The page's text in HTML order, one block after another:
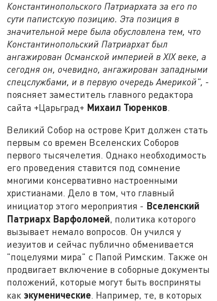
Константинопольского Патриархата за его по
сути папистскую позицию. Эта позиция в
значительной мере была обусловлена тем, что
Константинопольский Патриархат был
ангажирован Османской империей в XIX веке, а
сегодня он, очевидно, ангажирован западными
спецслужбами, и в первую очередь Америкой", -
поясняет заместитель главного редактора
сайта +Царьград+ Михаил Тюренков.
Великий Собор на острове Крит должен стать
первым со времен Вселенских Соборов
первого тысячелетия. Однако необходимость
его проведения ставится под сомнение
многими консервативно настроенными
христианами. Дело в том, что главный
инициатор этого мероприятия - Вселенский
Патриарх Варфоломей, политика которого
вызывает немало вопросов. Он учился у
иезуитов и сейчас публично обменивается
"поцелуями мира" с Папой Римским. Также он
продвигает включение в соборные документы
положений, которые могут быть восприняты
какэкуменические. Например, те, в которых